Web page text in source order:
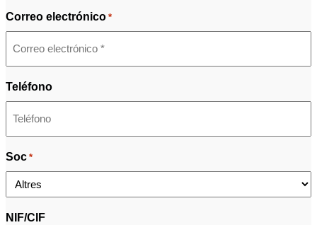
Correo electrónico *
Teléfono
Soc *
NIF/CIF